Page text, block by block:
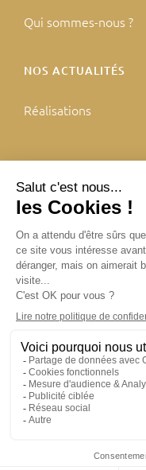
Qui sommes-nous ?
NOS ACTUALITÉS
Réalisations